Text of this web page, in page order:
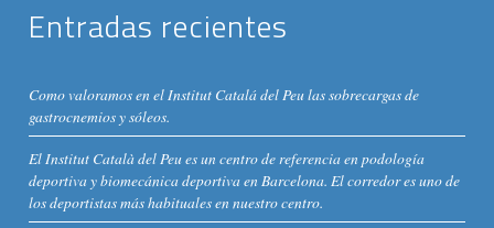
Entradas recientes
Como valoramos en el Institut Catalá del Peu las sobrecargas de
gastrocnemios y sóleos.
El Institut Català del Peu es un centro de referencia en podología
deportiva y biomecánica deportiva en Barcelona. El corredor es uno de
los deportistas más habituales en nuestro centro.